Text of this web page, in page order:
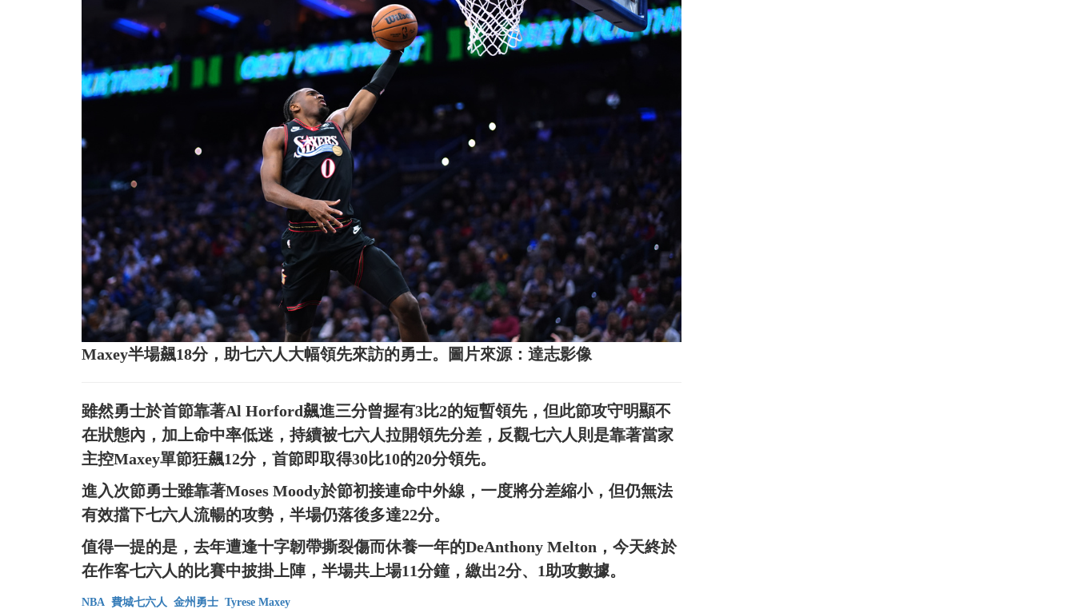
Maxey半場飆18分，助七六人大幅領先來訪的勇士。圖片來源：達志影像
雖然勇士於首節靠著Al Horford飆進三分曾握有3比2的短暫領先，但此節攻守明顯不
在狀態內，加上命中率低迷，持續被七六人拉開領先分差，反觀七六人則是靠著當家
主控Maxey單節狂飆12分，首節即取得30比10的20分領先。
進入次節勇士雖靠著Moses Moody於節初接連命中外線，一度將分差縮小，但仍無法
有效擋下七六人流暢的攻勢，半場仍落後多達22分。
值得一提的是，去年遭逢十字韌帶撕裂傷而休養一年的DeAnthony Melton，今天終於
在作客七六人的比賽中披掛上陣，半場共上場11分鐘，繳出2分、1助攻數據。
NBA 費城七六人 金州勇士 Tyrese Maxey